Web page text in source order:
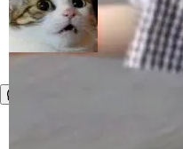
果员工带走机密信...
体验WorkBuddy鸿蒙PC版前
atePad Edge 升级至
P9 patch03及以上版本。 *升
索“软件更新” > 检查更新，
处：FFmpeg 9.0 的代号是
来自中国开发者雷霄骅（Lei
很多中国音视频开发者而言，
生。十年前，他通过大量中文
析和开源示例，让一代开发
Fmpeg，也成为很多人进入
“启蒙老师”。 而今年，恰好是